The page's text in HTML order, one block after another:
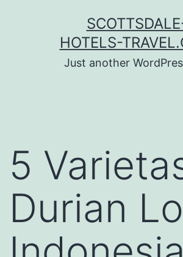
HOTELS-
Just another
5
Durian